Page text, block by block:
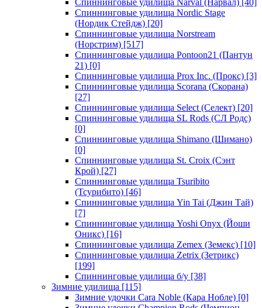
Спиннинговые удилища Narval (Нарвал) [40]
Спиннинговые удилища Nordic Stage
(Нордик Стейдж) [20]
Спиннинговые удилища Norstream
(Норстрим) [517]
Спиннинговые удилища Pontoon21 (Пантун
21) [0]
Спиннинговые удилища Prox Inc. (Прокс) [3]
Спиннинговые удилища Scorana (Скорана)
[27]
Спиннинговые удилища Select (Селект) [20]
Спиннинговые удилища SL Rods (СЛ Родс)
[0]
Спиннинговые удилища Shimano (Шимано)
[0]
Спиннинговые удилища St. Croix (Сэнт
Крой) [27]
Спиннинговые удилища Tsuribito
(Тсурибито) [46]
Спиннинговые удилища Yin Tai (Джин Тай)
[7]
Спиннинговые удилища Yoshi Onyx (Йоши
Оникс) [16]
Спиннинговые удилища Zemex (Земекс) [10]
Спиннинговые удилища Zetrix (Зетрикс)
[199]
Спиннинговые удилища б/у [38]
Зимние удилища [115]
Зимние удочки Cara Noble (Кара Нобле) [0]